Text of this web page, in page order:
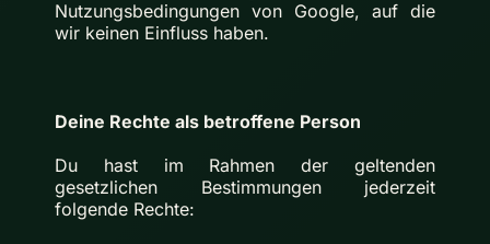
Nutzungsbedingungen von Google, auf die
wir keinen Einfluss haben.
Deine Rechte als betroffene Person
Du hast im Rahmen der geltenden
gesetzlichen Bestimmungen jederzeit
folgende Rechte: